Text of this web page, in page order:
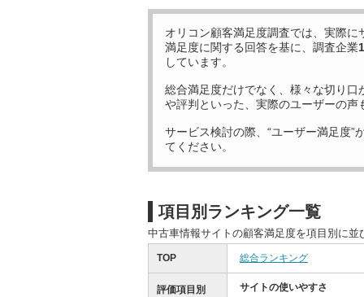
オリコン顧客満足度調査では、実際に
満足度に関する回答を基に、調査企業
しています。
総合満足度だけでなく、様々な切り口
や評判といった、実際のユーザーの声
サービス検討の際、“ユーザー満足度”
てください。
項目別ランキング一覧
中古車情報サイトの顧客満足度を項目別に
TOP 総合ランキング
評価項目別
サイトの使いやすさ